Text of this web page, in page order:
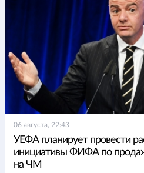
06 августа, 22:43
УЕФА планирует провести
инициативы ФИФА по
на ЧМ